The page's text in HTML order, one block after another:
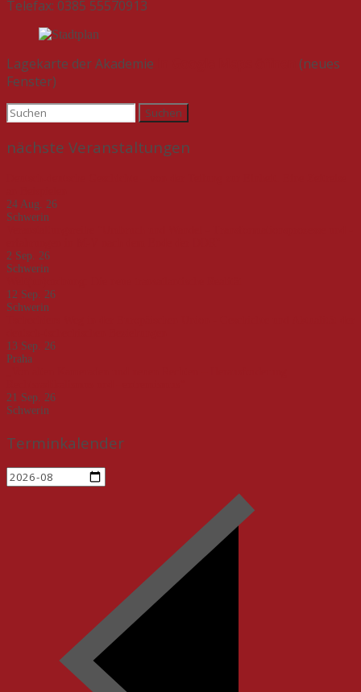
Telefax: 0385 55570913
Lagekarte der Akademie
(neues
Fenster)
Suchen
nach:
nächste Veranstaltungen
24 Aug. 26
Schwerin
2 Sep. 26
Schwerin
12 Sep. 26
Schwerin
13 Sep. 26
Praha
21 Sep. 26
Schwerin
Terminkalender